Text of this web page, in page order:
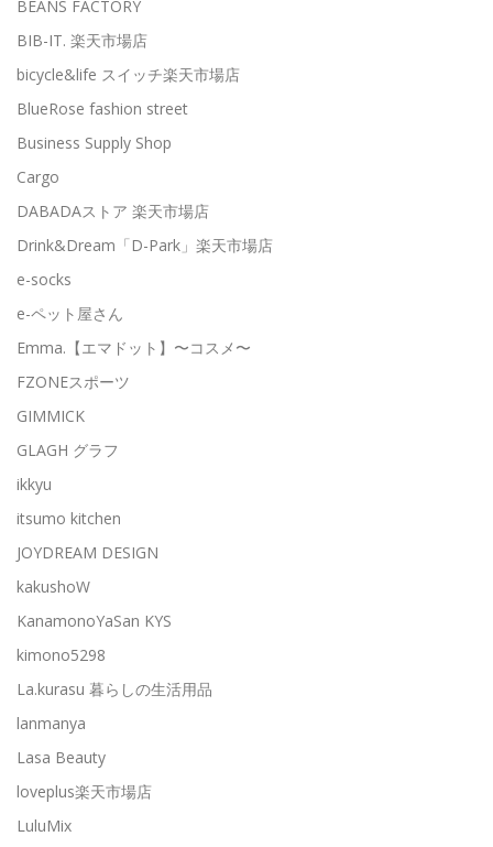
BEANS FACTORY
BIB-IT. 楽天市場店
bicycle&life スイッチ楽天市場店
BlueRose fashion street
Business Supply Shop
Cargo
DABADAストア 楽天市場店
Drink&Dream「D-Park」楽天市場店
e-socks
e-ペット屋さん
Emma.【エマドット】〜コスメ〜
FZONEスポーツ
GIMMICK
GLAGH グラフ
ikkyu
itsumo kitchen
JOYDREAM DESIGN
kakushoW
KanamonoYaSan KYS
kimono5298
La.kurasu 暮らしの生活用品
lanmanya
Lasa Beauty
loveplus楽天市場店
LuluMix